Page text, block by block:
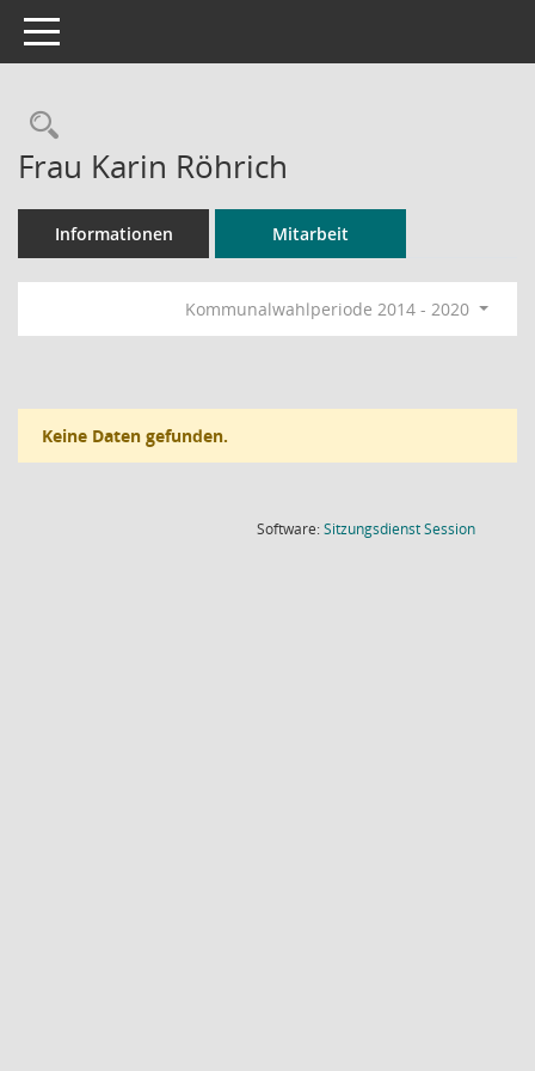
Toggle navigation
Rechercheauswahl
Frau Karin Röhrich
Informationen Mitarbeit
Kommunalwahlperiode 2014 - 2020
Keine Daten gefunden.
Software:SitzungsdienstSession(Wird in